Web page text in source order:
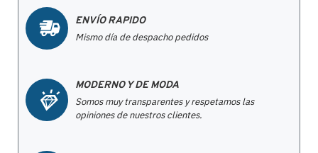
ENVÍO RAPIDO
Mismo día de despacho pedidos
MODERNO Y DE MODA
Somos muy transparentes y respetamos las
opiniones de nuestros clientes.